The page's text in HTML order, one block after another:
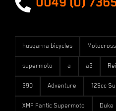
husqarna bicycles Motocross
supermoto a a2
390 Adventure 125cc
XMF Fantic Supermoto Duke